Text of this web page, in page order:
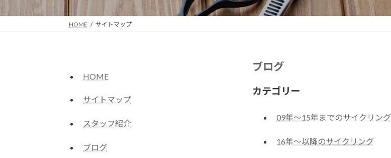
HOME サイトマップ
HOME
サイトマップ
スタッフ紹介
ブログ
ブログ
カテゴリー
09年～15年までのサイクリング
16年～以降のサイクリング